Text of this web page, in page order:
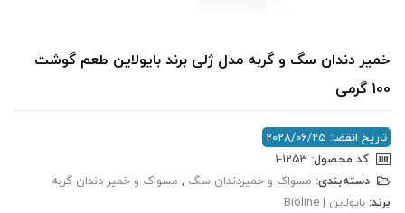
خمیر دندان سگ و گربه مدل ژلی برند بایولاین طعم گوشت
100 گرمی
تاریخ انقضا: 2028/06/25
کد محصول:
دسته‌بندی: مسواک‌ و خمیر‌دندان سگ , مسواک و خمیر دندان گربه
برند: بایولاین | Bioline